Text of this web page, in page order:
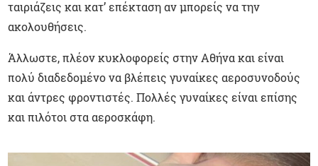
ταιριάζεις και κατ’ επέκταση αν μπορείς να την
ακολουθήσεις.
Άλλωστε, πλέον κυκλοφορείς στην Αθήνα και είναι
πολύ διαδεδομένο να βλέπεις γυναίκες αεροσυνοδούς
και άντρες φροντιστές. Πολλές γυναίκες είναι επίσης
και πιλότοι στα αεροσκάφη.